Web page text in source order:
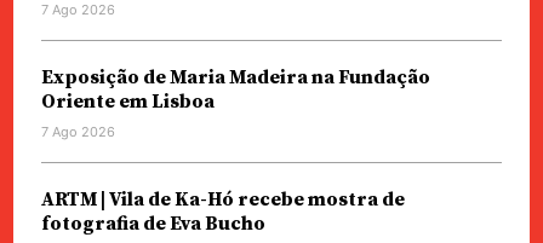
7 Ago 2026
Exposição de Maria Madeira na Fundação
Oriente em Lisboa
7 Ago 2026
ARTM | Vila de Ka-Hó recebe mostra de
fotografia de Eva Bucho